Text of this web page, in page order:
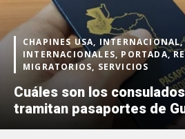
CHAPINES USA,
INTERNACIONALES, PORTADA,
MIGRATORIOS, SERVICIOS
Cuáles son los
tramitan pasaportes de